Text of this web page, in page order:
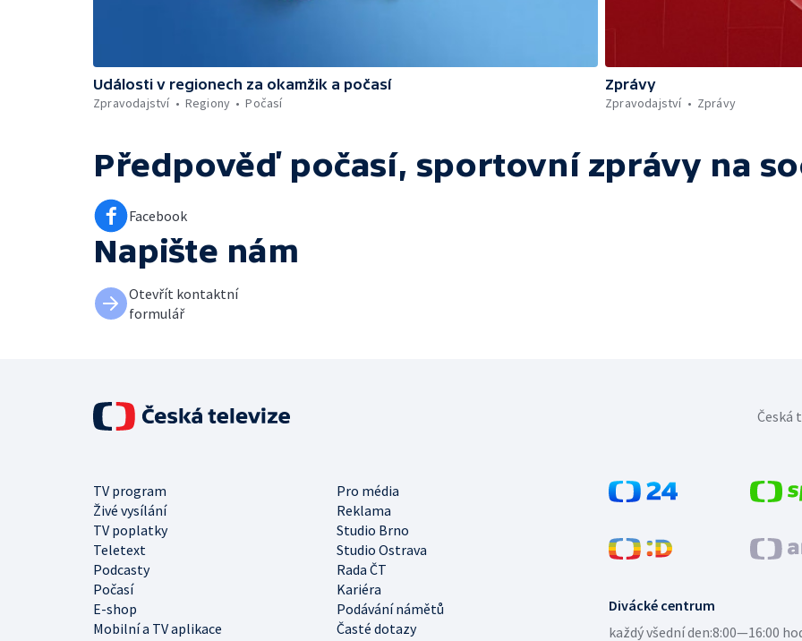
Události v regionech za okamžik a počasí
Zpravodajství
Regiony Počasí
Zprávy
Zpravodajství
Zprávy
Předpověď počasí, sportovní zprávy na
Facebook
Napište nám
Otevřít kontaktní
formulář
Divácké centrum
každý všední den:8:00—16:00
TV program
Pro média
Živé vysílání
Reklama
TV poplatky
Studio Brno
Teletext
Studio Ostrava
Podcasty
Rada ČT
Počasí
Kariéra
E-shop
Podávání námětů
Mobilní a TV aplikace
Časté dotazy
Česká